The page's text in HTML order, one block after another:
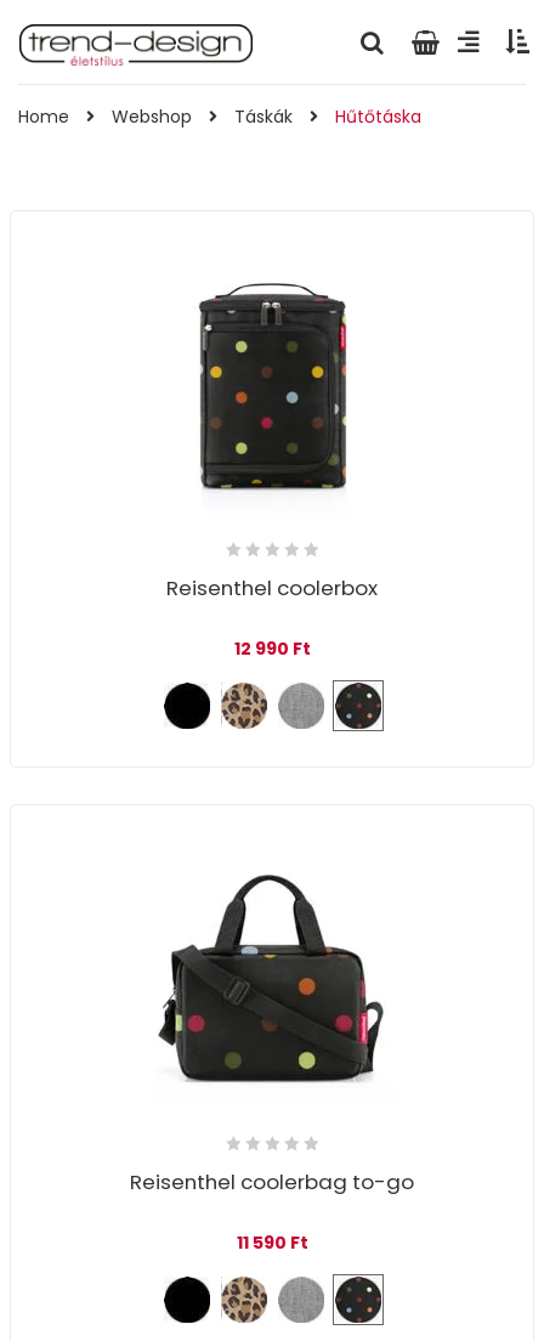
Home Webshop Táskák Hűtőtáska
Reisenthel coolerbox
12 990 Ft
Reisenthel coolerbag to-go
11 590 Ft